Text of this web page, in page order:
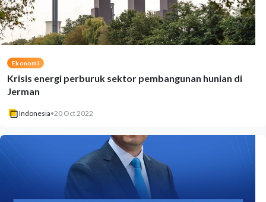
Ekonomi
Krisis energi perburuk sektor pembangunan hunian di
Jerman
Indonesia•20 Oct 2022